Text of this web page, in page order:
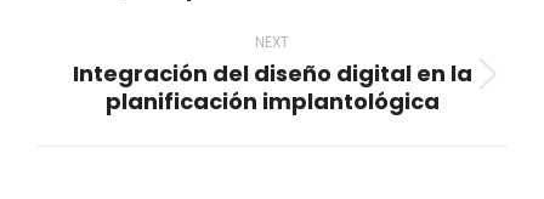
NEXT
Next
post:
Integración del diseño digital en la
planificación implantológica